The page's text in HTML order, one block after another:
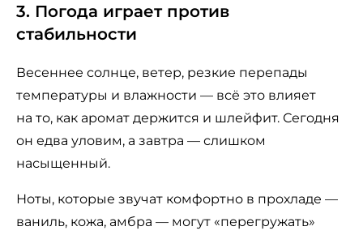
3. Погода играет против
стабильности
Весеннее солнце, ветер, резкие перепады
температуры и влажности — всё это влияет
на то, как аромат держится и шлейфит. Сегодня
он едва уловим, а завтра — слишком
насыщенный.
Ноты, которые звучат комфортно в прохладе —
ваниль, кожа, амбра — могут «перегружать»